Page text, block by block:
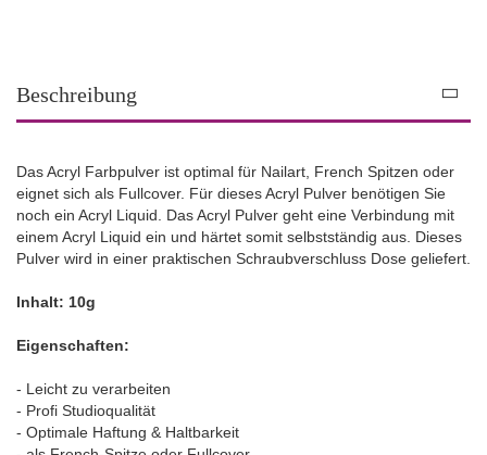
Beschreibung
Das Acryl Farbpulver ist optimal für Nailart, French Spitzen oder
eignet sich als Fullcover. Für dieses Acryl Pulver benötigen Sie
noch ein Acryl Liquid. Das Acryl Pulver geht eine Verbindung mit
einem Acryl Liquid ein und härtet somit selbstständig aus. Dieses
Pulver wird in einer praktischen Schraubverschluss Dose geliefert.
Inhalt: 10g
Eigenschaften:
- Leicht zu verarbeiten
- Profi Studioqualität
- Optimale Haftung & Haltbarkeit